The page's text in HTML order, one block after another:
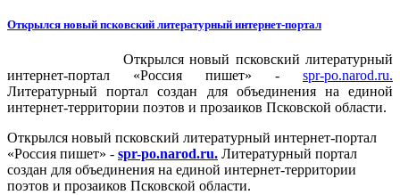
Открылся новый псковский литературный интернет-портал
Открылся новый псковский литературный
интернет-портал «Россия пишет» - spr-po.narod.ru.
Литературный портал создан для объединения на единой
интернет-территории поэтов и прозаиков Псковской области.
Открылся новый псковский литературный интернет-портал
«Россия пишет» - spr-po.narod.ru. Литературный портал
создан для объединения на единой интернет-территории
поэтов и прозаиков Псковской области.